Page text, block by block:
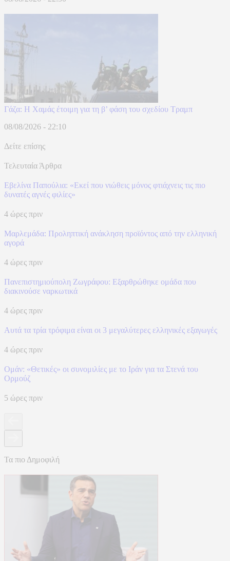
Γάζα: Η Χαμάς έτοιμη για τη β’ φάση του σχεδίου Τραμπ
08/08/2026 - 22:10
Δείτε επίσης
Τελευταία Άρθρα
Εβελίνα Παπούλια: «Εκεί που νιώθεις μόνος φτιάχνεις τις πιο
δυνατές αγνές φιλίες»
4 ώρες πριν
Μαρλεμάδα: Προληπτική ανάκληση προϊόντος από την ελληνική
αγορά
4 ώρες πριν
Πανεπιστημιούπολη Ζωγράφου: Εξαρθρώθηκε ομάδα που
διακινούσε ναρκωτικά
4 ώρες πριν
Αυτά τα τρία τρόφιμα είναι οι 3 μεγαλύτερες ελληνικές εξαγωγές
4 ώρες πριν
Ομάν: «Θετικές» οι συνομιλίες με το Ιράν για τα Στενά του
Ορμούζ
5 ώρες πριν
Τα πιο Δημοφιλή